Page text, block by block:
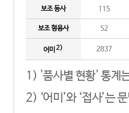
보조 동사 115
보조 형용사 52
어미 2) 2837
1) '품사별 현황' 통계
2) ‘어미’와 ‘접사’는